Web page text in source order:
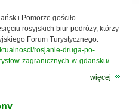
i Pomorze gościło
rosyjskich biur podróży, którzy
Forum Turystycznego.
rosjanie-druga-po-
zagranicznych-w-gdansku/
więcej